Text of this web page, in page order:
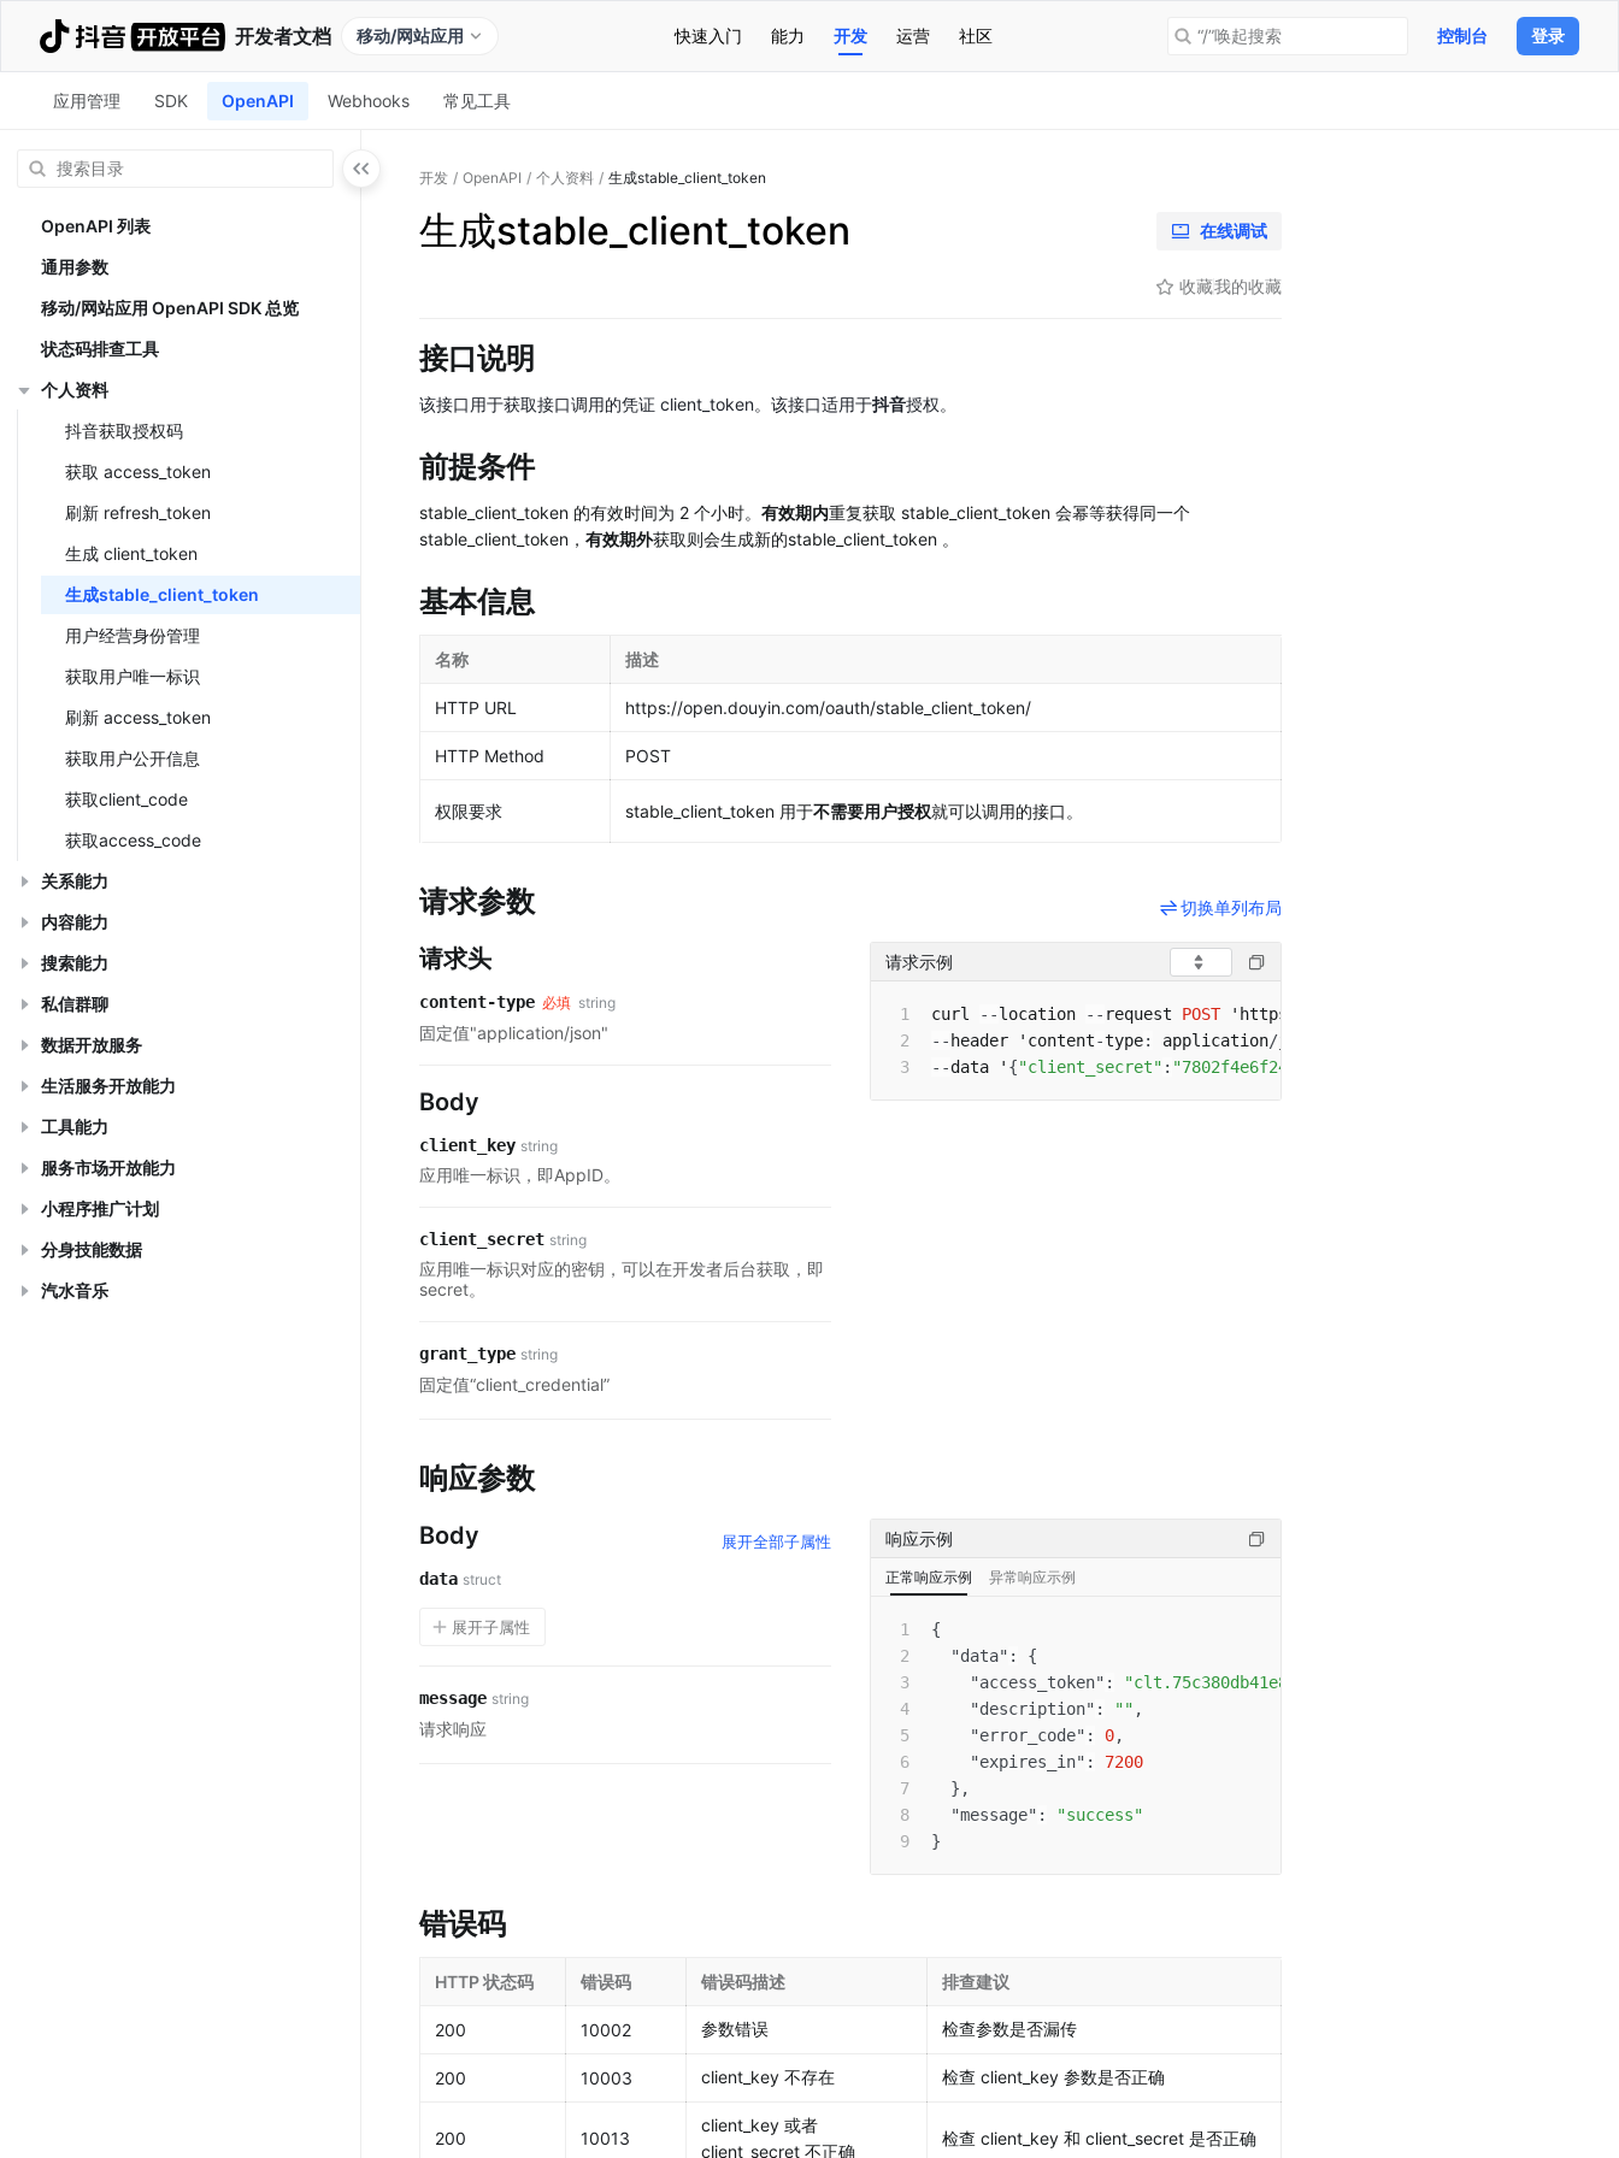
开发者文档 移动/网站应用 快速入门 能力 开发 运营 社区 “/”唤起搜索 控制台 登录
应用管理 SDK OpenAPI Webhooks 常见工具
OpenAPI 列表
通用参数
移动/网站应用 OpenAPI SDK 总览
状态码排查工具
个人资料
抖音获取授权码
获取 access_token
刷新 refresh_token
生成 client_token
生成stable_client_token
用户经营身份管理
获取用户唯一标识
刷新 access_token
获取用户公开信息
获取client_code
获取access_code
关系能力
内容能力
搜索能力
私信群聊
数据开放服务
生活服务开放能力
工具能力
服务市场开放能力
小程序推广计划
分身技能数据
汽水音乐
开发 / OpenAPI / 个人资料 / 生成stable_client_token
生成stable_client_token 在线调试
收藏我的收藏
接口说明
该接口用于获取接口调用的凭证 client_token。该接口适用于抖音授权。
前提条件
stable_client_token 的有效时间为 2 个小时。 有效期内重复获取 stable_client_token 会幂等获得同一个
stable_client_token， 有效期外获取则会生成新的stable_client_token 。
基本信息
名称 描述
HTTP URL https://open.douyin.com/oauth/stable_client_token/
HTTP Method POST
权限要求 stable_client_token 用于不需要用户授权就可以调用的接口。
请求参数
请求头
content-type 必填 string
固定值"application/json"
Body
client_key string
应用唯一标识，即AppID。
client_secret string
应用唯一标识对应的密钥，可以在开发者后台获取，即
secret。
grant_type string
固定值“client_credential”
请求示例
curl --location -- request POST 'https
-- header 'content-type: application/
--data ' {"client_secret" : "7802f4e6f243e659d51135445fe******"
响应参数
Body 展开全部子属性
data struct
展开子属性
message string
请求响应
响应示例
正常响应示例 异常响应示例
{
"data" :
{
"access_token" :
"description" : "" ,
"error_code" : 0,
"expires_in" :
7200
} ,
"message" :
"success"
}
切换单列布局
错误码
HTTP 状态码 错误码 错误码描述 排查建议
200 10002 参数错误 检查参数是否漏传
200 10003 client_key 不存在 检查 client_key 参数是否正确
200 10013
client_key 或者
client_secret 不正确
检查 client_key 和 client_secret 是否正确